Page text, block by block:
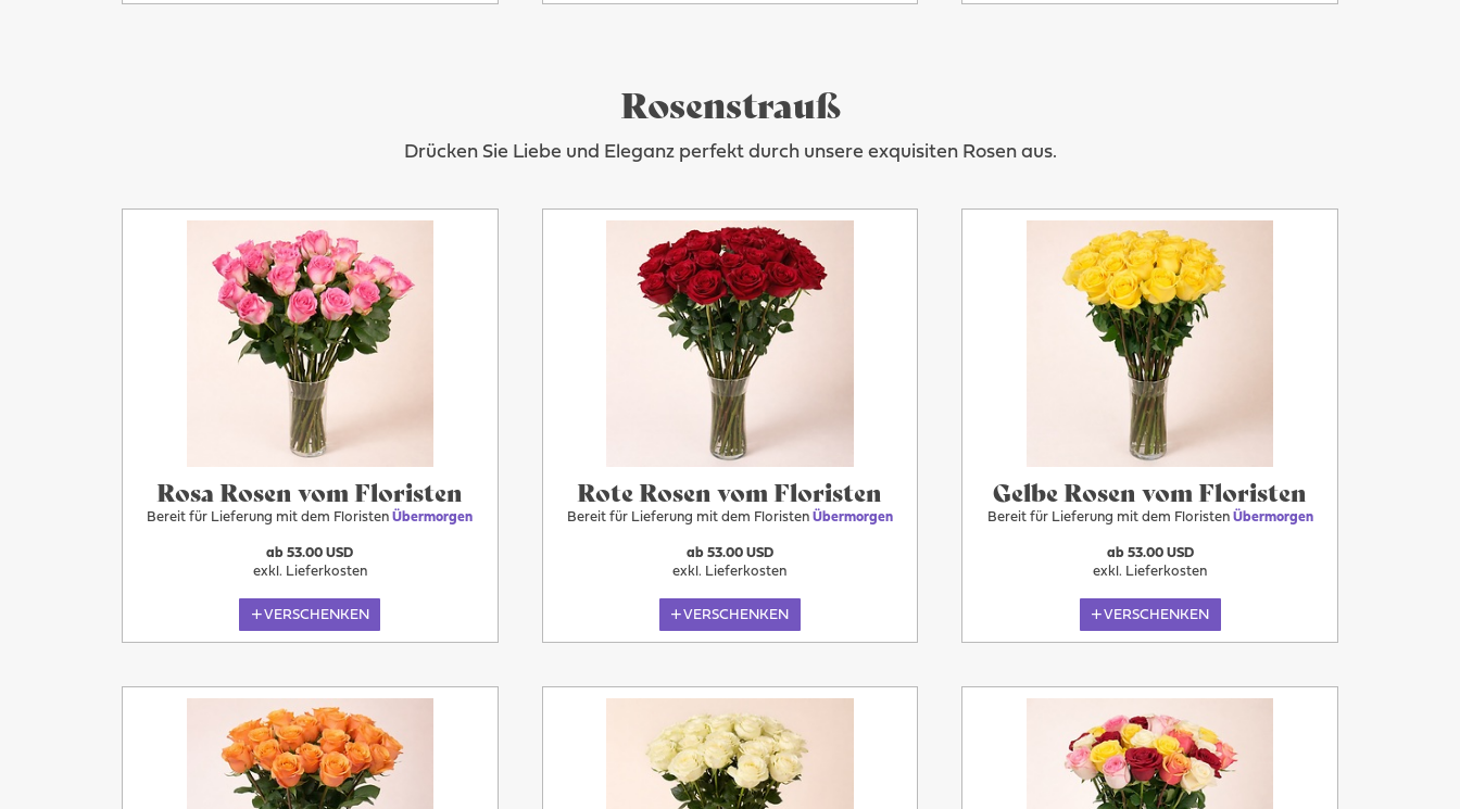
Übermorgen Übermorgen Übermorgen
Rosenstrauß
Drücken Sie Liebe und Eleganz perfekt durch unsere exquisiten Rosen aus.
Rosa Rosen vom Floristen
Bereit für Lieferung mit dem FloristenÜbermorgen
Übermorgen
ab 53.00 USD
exkl. Lieferkosten
VERSCHENKEN
Rote Rosen vom Floristen
Bereit für Lieferung mit dem Floristen Übermorgen
Übermorgen
ab 53.00 USD
exkl. Lieferkosten
VERSCHENKEN
Gelbe Rosen vom Floristen
Bereit für Lieferung mit dem Floristen Übermorgen
Übermorgen
ab 53.00 USD
exkl. Lieferkosten
VERSCHENKEN